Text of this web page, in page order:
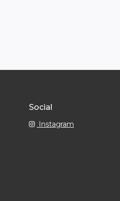
Social
Instagram